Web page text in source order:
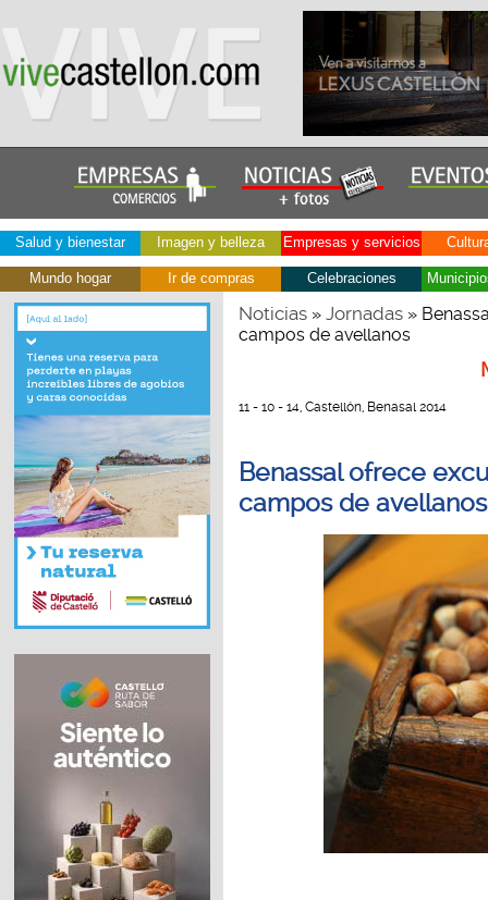
Salud y bienestar Imagen y belleza Empresas y servicios
Mundo hogar Ir de compras Celebraciones
Noticias» Jornadas»
campos de avellanos
11 - 10 - 14, Castellón, Benasal 2014
Benassal ofrece
campos de avellanos